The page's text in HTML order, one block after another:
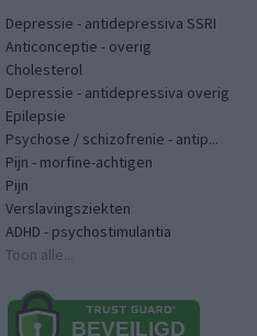
Depressie - antidepressiva SSRI
Anticonceptie - overig
Cholesterol
Depressie - antidepressiva overig
Epilepsie
Psychose / schizofrenie - antip...
Pijn - morfine-achtigen
Pijn
Verslavingsziekten
ADHD - psychostimulantia
Toon alle...